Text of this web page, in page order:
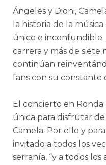
Ángeles y Dioni,
la historia de la
único e inconfundible.
carrera y más de siete
continúan
fans con su constante
El concierto en
única para disfrutar
Camela. Por ello y
invitado a todos los
serranía, “y a todos